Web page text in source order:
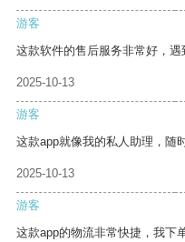
游客
这款软件的售后服务非常好，遇
2025-10-13
游客
这款app就像我的私人助理，随
2025-10-13
游客
这款app的物流非常快捷，我下